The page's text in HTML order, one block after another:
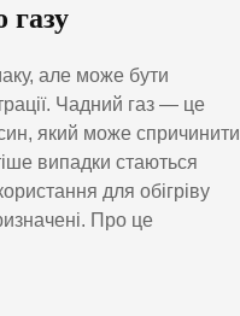
газу
але може бути
Чадний газ — це
який може спричинити
випадки стаються
для обігріву
Про це